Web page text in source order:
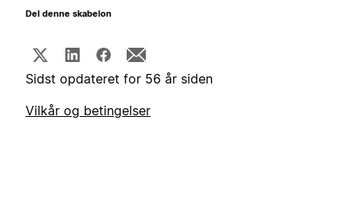
Del denne skabelon
Sidst opdateret for 56 år siden
Vilkår og betingelser